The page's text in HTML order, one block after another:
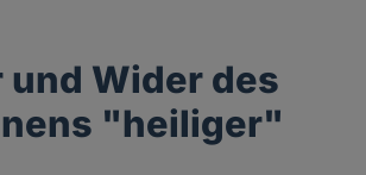
und Wider des
"heiliger"